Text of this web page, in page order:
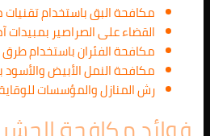
مكافحة البق باستخدام
القضاء على الصراصير بمبيدات
مكافحة الفئران باستخدام طرق
مكافحة النمل الأبيض
رش المنازل والمؤسسات